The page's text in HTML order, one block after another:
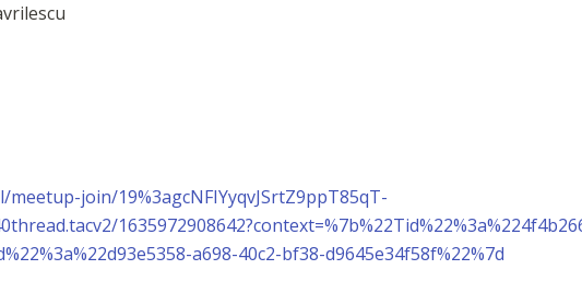
join/19%3agcNFIYyqvJSrtZ9ppT85qT-
a698-40c2-bf38-d9645e34f58f%22%7d